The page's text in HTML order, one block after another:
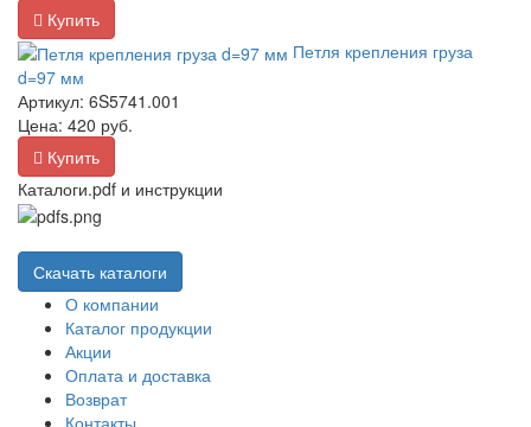
Купить
Петля крепления груза
d=97 мм
Артикул: 6S5741.001
Цена: 420 руб.
Купить
Каталоги.pdf и инструкции
Скачать каталоги
О компании
Каталог продукции
Акции
Оплата и доставка
Возврат
Контакты